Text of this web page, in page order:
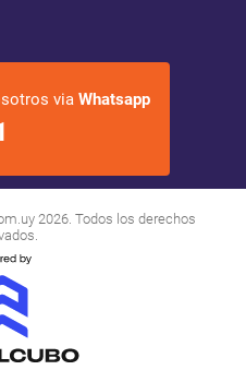
via Whatsapp
2026. Todos los derechos